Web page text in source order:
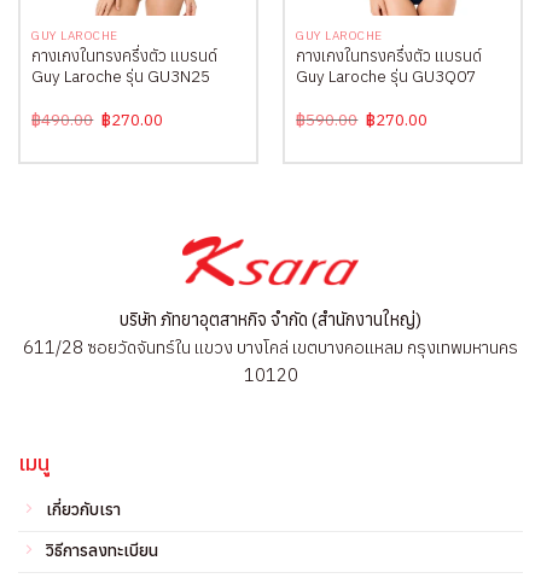
GUY LAROCHE
กางเกงในทรงครึ่งตัว แบรนด์
Guy Laroche รุ่น GU3N25
฿490.00 Original
price
฿490.00.
฿270.00
฿270.00.
GUY LAROCHE
กางเกงในทรงครึ่งตัว แบรนด์
Guy Laroche รุ่น GU3Q07
฿590.00 Original
price
฿590.00.
฿270.00
฿270.00.
บริษัท ภัทยาอุตสาหกิจ จำกัด (สำนักงานใหญ่)
611/28 ซอยวัดจันทร์ใน แขวง บางโคล่ เขตบางคอแหลม กรุงเทพมหานคร
10120
เมนู
เกี่ยวกับเรา
วิธีการลงทะเบียน